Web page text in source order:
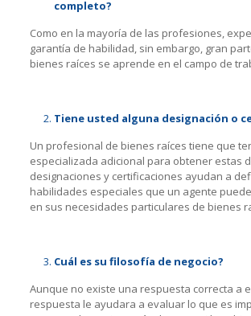
completo?
Como en la mayoría de las profesiones,
garantía de habilidad, sin embargo, gran
bienes raíces se aprende en el campo de
Tiene usted alguna designación o
Un profesional de bienes raíces tiene que
especializada adicional para obtener estas
designaciones y certificaciones ayudan a
habilidades especiales que un agente
en sus necesidades particulares de bienes
Cuál es su filosofía de negocio?
Aunque no existe una respuesta correcta a
respuesta le ayudara a evaluar lo que es